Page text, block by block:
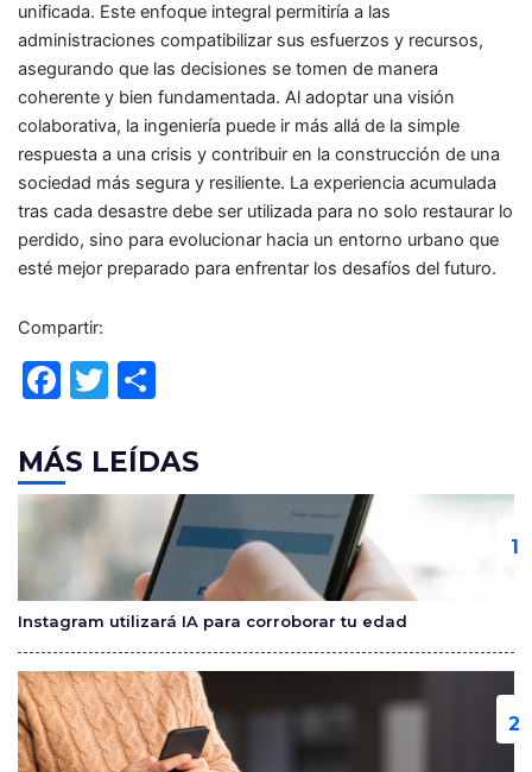
unificada. Este enfoque integral permitiría a las
administraciones compatibilizar sus esfuerzos y recursos,
asegurando que las decisiones se tomen de manera
coherente y bien fundamentada. Al adoptar una visión
colaborativa, la ingeniería puede ir más allá de la simple
respuesta a una crisis y contribuir en la construcción de una
sociedad más segura y resiliente. La experiencia acumulada
tras cada desastre debe ser utilizada para no solo restaurar lo
perdido, sino para evolucionar hacia un entorno urbano que
esté mejor preparado para enfrentar los desafíos del futuro.
Compartir:
F
c
e
b
o
o
k
T
itt
er
m
p
ar
tir
MÁS LEÍDAS
Instagram utilizará IA para corroborar tu edad